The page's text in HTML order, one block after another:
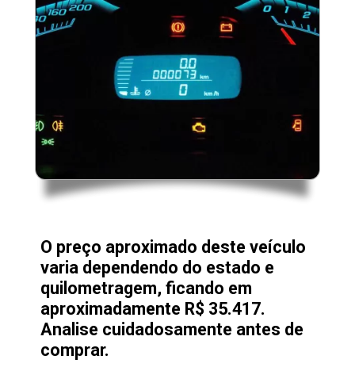
O preço aproximado deste veículo
varia dependendo do estado e
quilometragem, ficando em
aproximadamente R$ 35.417.
Analise cuidadosamente antes de
comprar.